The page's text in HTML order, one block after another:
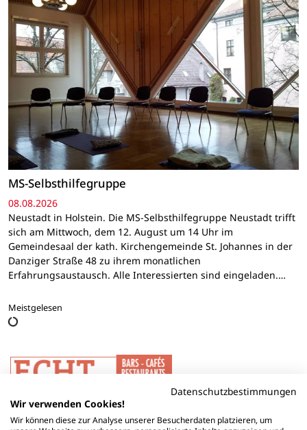
MS-Selbsthilfegruppe
08.08.2026
Neustadt in Holstein. Die MS-Selbsthilfegruppe Neustadt trifft
sich am Mittwoch, dem 12. August um 14 Uhr im
Gemeindesaal der kath. Kirchengemeinde St. Johannes in der
Danziger Straße 48 zu ihrem monatlichen
Erfahrungsaustausch. Alle Interessierten sind eingeladen.…
Meistgelesen
Datenschutzbestimmungen
Wir verwenden Cookies!
Wir können diese zur Analyse unserer Besucherdaten platzieren, um